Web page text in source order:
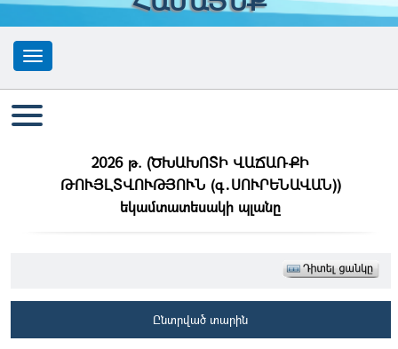
2026 թ. (ԾԽԱԽՈՏԻ ՎԱՃԱՌՔԻ
ԹՈՒՅԼՏՎՈՒԹՅՈՒՆ (գ․ՍՈՒՐԵՆԱՎԱՆ))
եկամտատեսակի պլանը
Ընտրված տարին